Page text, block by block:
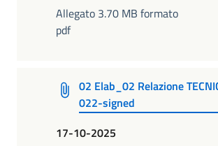
Allegato 3.70 MB formato
pdf
02 Elab_02 Relazione
022-signed
17-10-2025